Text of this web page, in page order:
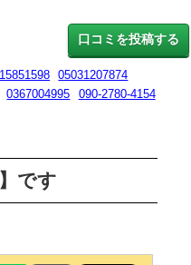
口コミを投稿する
05031207874
0367004995
090-2780-4154
です